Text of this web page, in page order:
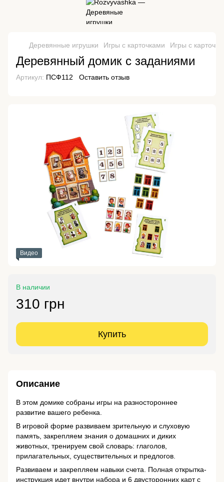
Деревянные игрушки Игры с карточками Игры с
Деревянный домик с заданиями
Артикул: ПСФ112 Оставить отзыв
Видео
В наличии
310 грн
Купить
Описание
В этом домике собраны игры на разностороннее
развитие вашего ребенка.
В игровой форме развиваем зрительную и слуховую
память, закрепляем знания о домашних и диких
животных, тренируем свой словарь: глаголов,
прилагательных, существительных и предлогов.
Развиваем и закрепляем навыки счета. Полная открытка-
инструкция идет внутри набора и 6 двусторонних карт с